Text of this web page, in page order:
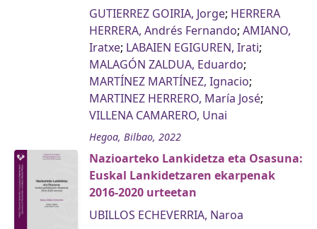
GUTIERREZ GOIRIA, Jorge; HERRERA
HERRERA, Andrés Fernando; AMIANO,
Iratxe; LABAIEN EGIGUREN, Irati;
MALAGÓN ZALDUA, Eduardo;
MARTÍNEZ MARTÍNEZ, Ignacio;
MARTINEZ HERRERO, María José;
VILLENA CAMARERO, Unai
Hegoa, Bilbao, 2022
Nazioarteko Lankidetza eta Osasuna:
Euskal Lankidetzaren ekarpenak
2016-2020 urteetan
UBILLOS ECHEVERRIA, Naroa